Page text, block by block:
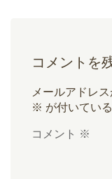
コメントを
メールアドレ
※ が付いてい
コメント ※